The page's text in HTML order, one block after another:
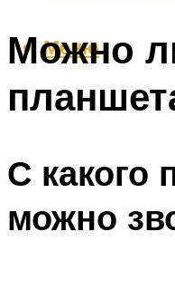
Меню
Можно
С какого
можно